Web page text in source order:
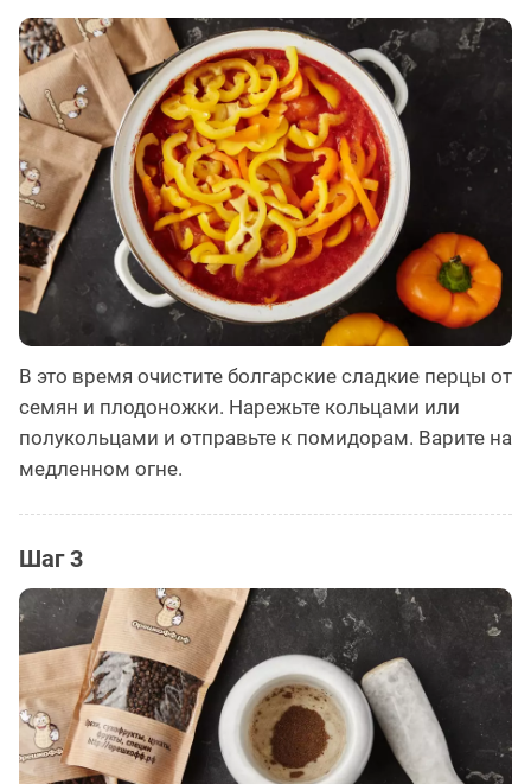
В это время очистите болгарские сладкие перцы от
семян и плодоножки. Нарежьте кольцами или
полукольцами и отправьте к помидорам. Варите на
медленном огне.
Шаг 3